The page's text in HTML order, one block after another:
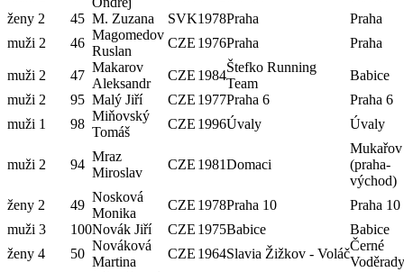
ženy 2
45 M. Zuzana SVK1978Praha
Praha
muži 2
46
Magomedov
Ruslan
CZE 1976Praha Praha
muži 2 47
Makarov
Aleksandr
CZE 1984
Štefko Running
Team
Babice
muži 2
95 Malý Jiří CZE 1977Praha 6
Praha 6
muži 1
98
Miňovský
Tomáš
CZE 1996Úvaly Úvaly
muži 2 94
Mraz
Miroslav
CZE 1981Domaci
Mukařov
(praha-
východ)
ženy 2
49
Nosková
Monika
CZE 1978Praha 10
Praha 10
muži 3
100Novák Jiří CZE 1975Babice
Babice
ženy 4
50
Nováková
Martina
CZE 1964Slavia Žižkov - Voláč
Černé
Voděrady